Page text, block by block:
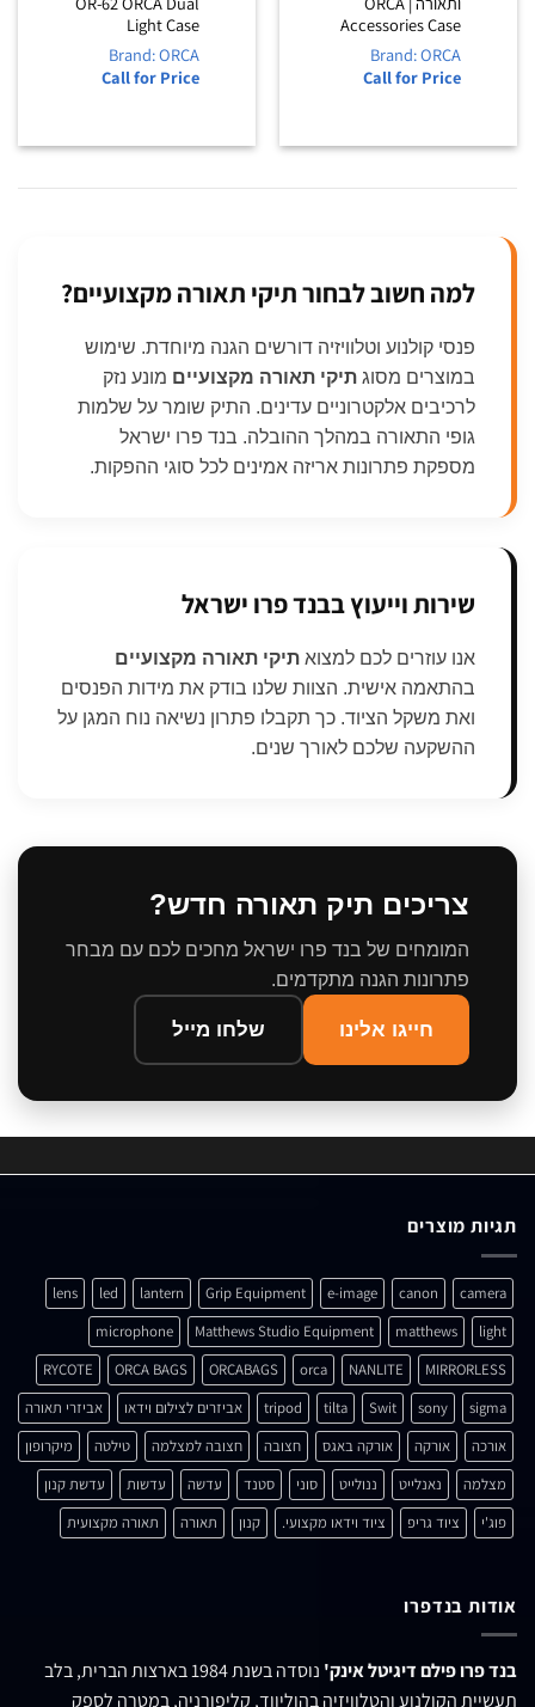
Accessories Case
Brand: ORCA
Call for Price
Light Case
Brand: ORCA
Call for Price
למה חשוב לבחור תיקי תאורה מקצועיים?
פנסי קולנוע וטלוויזיה דורשים הגנה מיוחדת. שימוש
במוצרים מסוג תיקי תאורה מקצועיים מונע נזק
לרכיבים אלקטרוניים עדינים. התיק שומר על שלמות
גופי התאורה במהלך ההובלה. בנד פרו ישראל
מספקת פתרונות אריזה אמינים לכל סוגי ההפקות.
שירות וייעוץ בבנד פרו ישראל
אנו עוזרים לכם למצוא תיקי תאורה מקצועיים
בהתאמה אישית. הצוות שלנו בודק את מידות הפנסים
ואת משקל הציוד. כך תקבלו פתרון נשיאה נוח המגן על
ההשקעה שלכם לאורך שנים.
צריכים תיק תאורה חדש?
המומחים של בנד פרו ישראל מחכים לכם עם מבחר
פתרונות הגנה מתקדמים.
חייגו אלינו שלחו מייל
תגיות מוצרים
camera
canon
e-image
Grip Equipment
lantern
led
lens
light
matthews
Matthews Studio Equipment
microphone
MIRRORLESS
NANLITE
orca
ORCABAGS
ORCA BAGS
RYCOTE
sigma
sony
Swit
tilta
tripod אביזרים לצילום וידאו
אביזרי תאורה
אורכה
אורקה אורקה באגס חצובה חצובה למצלמה טילטה
מיקרופון
מצלמה
נאנלייט ננולייט סוני סטנד עדשה עדשות
עדשת קנון
פוג'י
ציוד גריפ ציוד וידאו מקצועי. קנון תאורה תאורה מקצועית
אודות בנדפרו
בנד פרו פילם דיגיטל אינק'
נוסדה בשנת 1984 בארצות הברית, בלב
תעשיית הקולנוע והטלוויזיה בהוליווד, קליפורניה, במטרה לספק